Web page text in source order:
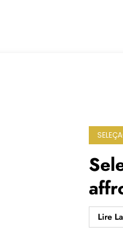
Lire